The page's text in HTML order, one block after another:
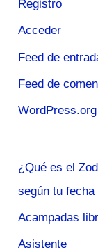
Registro
Acceder
Feed de
Feed de
WordPress.org
¿Qué es el
según tu
Acampadas
Asistente